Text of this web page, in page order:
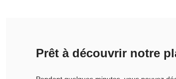
Prêt à découvrir notre